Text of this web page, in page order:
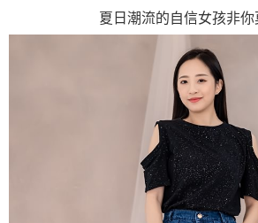
夏日潮流的自信女孩非你